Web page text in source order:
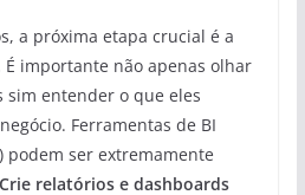
a próxima etapa crucial é a
É importante não apenas olhar
sim entender o que eles
Ferramentas de BI
podem ser extremamente
Crie relatórios e dashboards